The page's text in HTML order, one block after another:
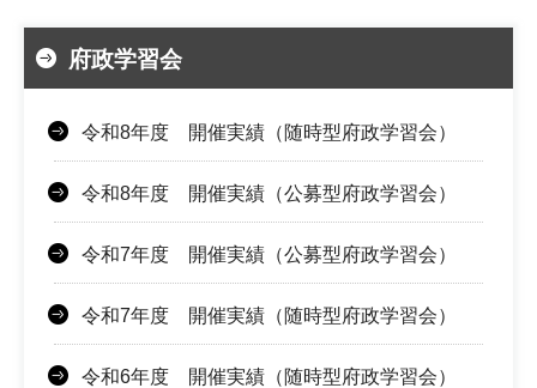
府政学習会
令和8年度 開催実績（随時型府政学習会）
令和8年度 開催実績（公募型府政学習会）
令和7年度 開催実績（公募型府政学習会）
令和7年度 開催実績（随時型府政学習会）
令和6年度 開催実績（随時型府政学習会）